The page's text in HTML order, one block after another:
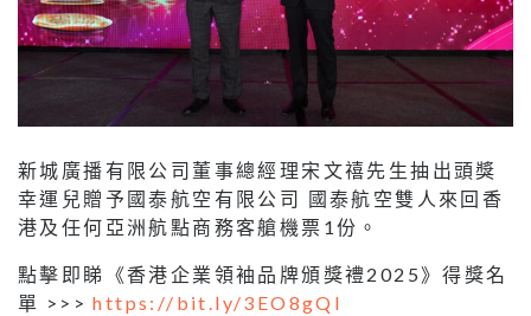
新城廣播有限公司董事總經理宋文禧先生抽出頭獎
幸運兒贈予國泰航空有限公司 國泰航空雙人來回香
港及任何亞洲航點商務客艙機票1份。
點擊即睇《香港企業領袖品牌頒獎禮2025》得獎名
單 >>>https://bit.ly/3EO8gQI